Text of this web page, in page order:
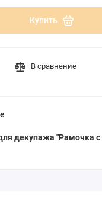
Купить
В сравнение
декупажа "Рамочка с